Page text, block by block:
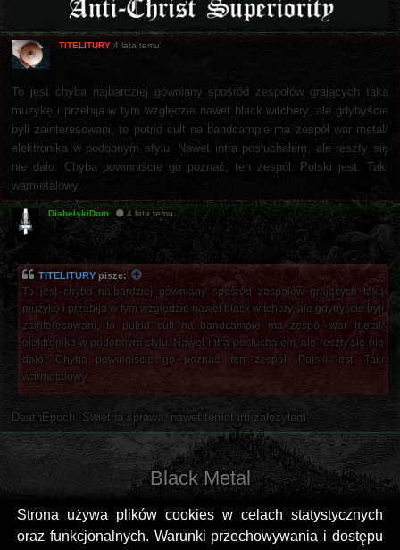
Strona używa plików cookies w celach statystycznych
oraz funkcjonalnych. Warunki przechowywania i dostępu
TITELITURY 4 lata temu
To jest chyba najbardziej gówniany spośród zespołów grających taką
muzykę i przebija w tym względzie nawet black witchery, ale gdybyście
byli zainteresowani, to putrid cult na bandcampie ma zespół war metal/
elektronika w podobnym stylu. Nawet intra posłuchałem, ale reszty się
nie dało. Chyba powinniście go poznać, ten zespół. Polski jest. Taki
warmetalowy.
DiabelskiDom 4 lata temu
TITELITURY pisze:
To jest chyba najbardziej gówniany spośród zespołów grających taką
muzykę i przebija w tym względzie nawet black witchery, ale gdybyście byli
zainteresowani, to putrid cult na bandcampie ma zespół war metal/
elektronika w podobnym stylu. Nawet intra posłuchałem, ale reszty się nie
dało. Chyba powinniście go poznać, ten zespół. Polski jest. Taki
warmetalowy.
DeathEpoch. Świetna sprawa, nawet temat im założyłem.
Black Metal